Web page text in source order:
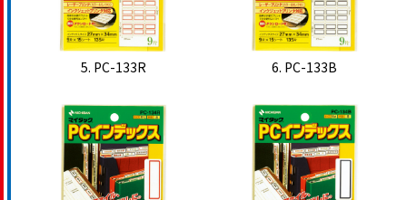
5. PC-133R 6. PC-133B